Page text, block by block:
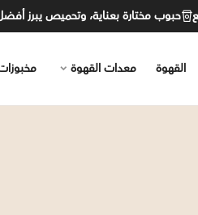
حبوب مختارة بعناية، وتحميص يبرز أفضل
القهوة معدات القهوة